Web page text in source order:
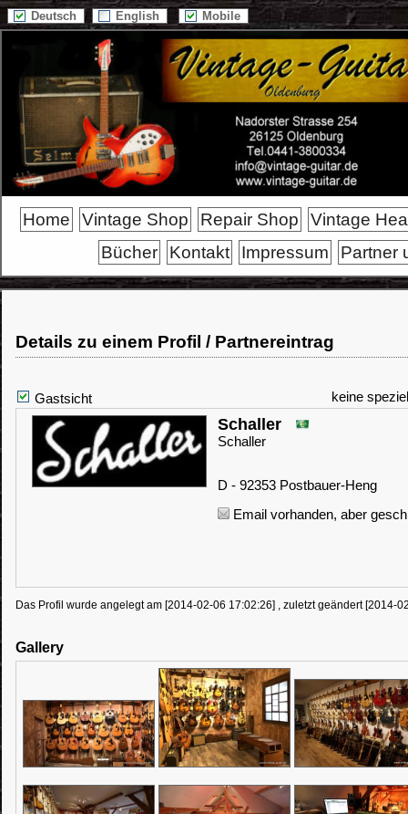
Deutsch English Mobile
Home Vintage Shop Repair Shop
Vintage
Bücher
Kontakt Impressum Partner
Details zu einem Profil / Partnereintrag
Gastsicht keine
Schaller
Schaller
D - 92353 Postbauer-Heng
Email vorhanden, aber
Das Profil wurde angelegt am [2014-02-06 17:02:26] , zuletzt geändert [2014-
Gallery